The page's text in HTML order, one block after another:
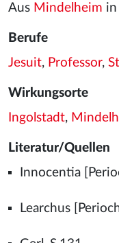
Aus Mindelheim in
Berufe
Jesuit, Professor,
Wirkungsorte
Ingolstadt,
Literatur/Quellen
Innocentia
Learchus